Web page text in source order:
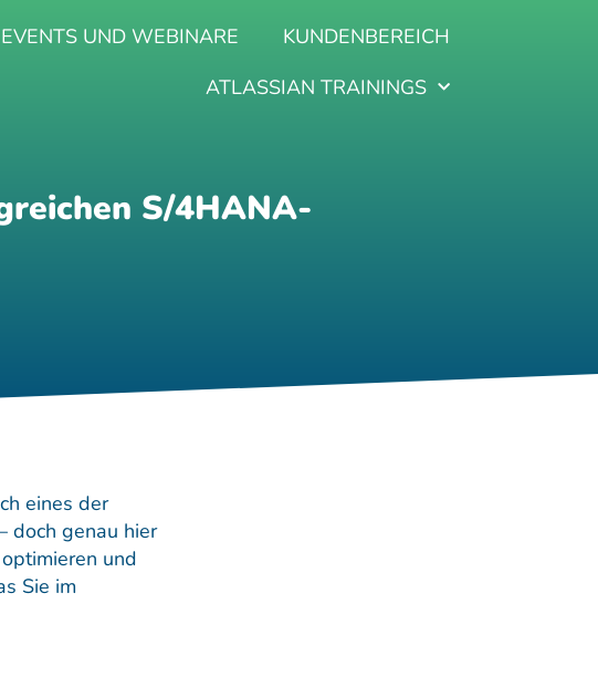
EVENTS UND WEBINARE
KUNDENBEREICH
ATLASSIAN TRAININGS
S/4HANA-
eines der
doch genau hier
und
Sie im